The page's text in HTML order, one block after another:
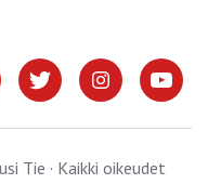
Tie · Kaikki oikeudet